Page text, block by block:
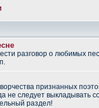
разговор о любимых
признанных
не следует выкладывать
раздел!